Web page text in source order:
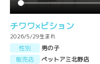
チワワ×ビション
2026/5/29生まれ
性別
男の子
販売店
ペットアミ北野店